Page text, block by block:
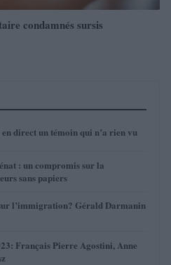
condamnés sursis
direct un témoin qui n’a rien vu
: un compromis sur la
sans papiers
l’immigration? Gérald Darmanin
Français Pierre Agostini, Anne